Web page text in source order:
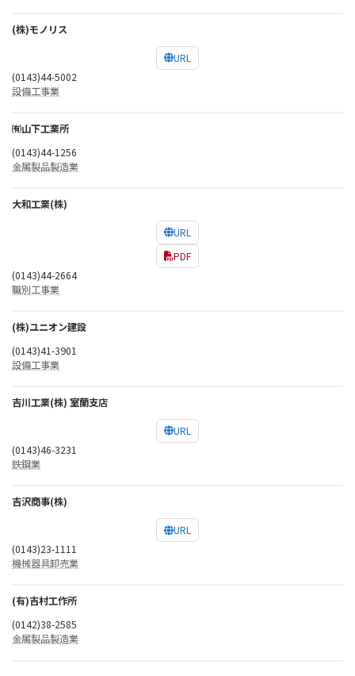
(株)モノリス
URL
(0143)44-5002
設備工事業
㈲山下工業所
(0143)44-1256
金属製品製造業
大和工業(株)
URL
PDF
(0143)44-2664
職別工事業
(株)ユニオン建設
(0143)41-3901
設備工事業
吉川工業(株) 室蘭支店
URL
(0143)46-3231
鉄鋼業
吉沢商事(株)
URL
(0143)23-1111
機械器具卸売業
(有)吉村工作所
(0142)38-2585
金属製品製造業